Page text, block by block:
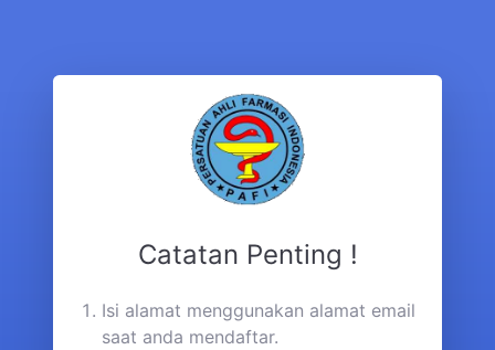
Catatan Penting !
Isi alamat menggunakan alamat email
saat anda mendaftar.